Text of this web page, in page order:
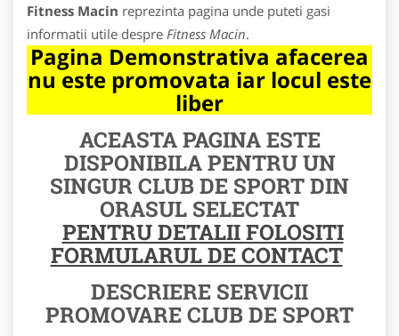
Fitness Macin reprezinta pagina unde puteti gasi
informatii utile despre Fitness Macin.
Pagina Demonstrativa afacerea
nu este promovata iar locul este
liber
ACEASTA PAGINA ESTE
DISPONIBILA PENTRU UN
SINGUR CLUB DE SPORT DIN
ORASUL SELECTAT
PENTRU DETALII FOLOSITI
FORMULARUL DE CONTACT
DESCRIERE SERVICII
PROMOVARE CLUB DE SPORT